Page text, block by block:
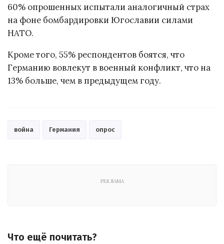
60% опрошенных испытали аналогичный страх
на фоне бомбардировки Югославии силами
НАТО.
Кроме того, 55% респондентов боятся, что
Германию вовлекут в военный конфликт, что на
13% больше, чем в предыдущем году.
война Германия опрос
РЕКЛАМА
Что ещё почитать?